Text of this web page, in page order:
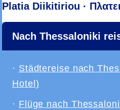
Platia Diikitiriou ·
Nach Thessaloniki
· Städtereise nach
Hotel)
· Flüge nach